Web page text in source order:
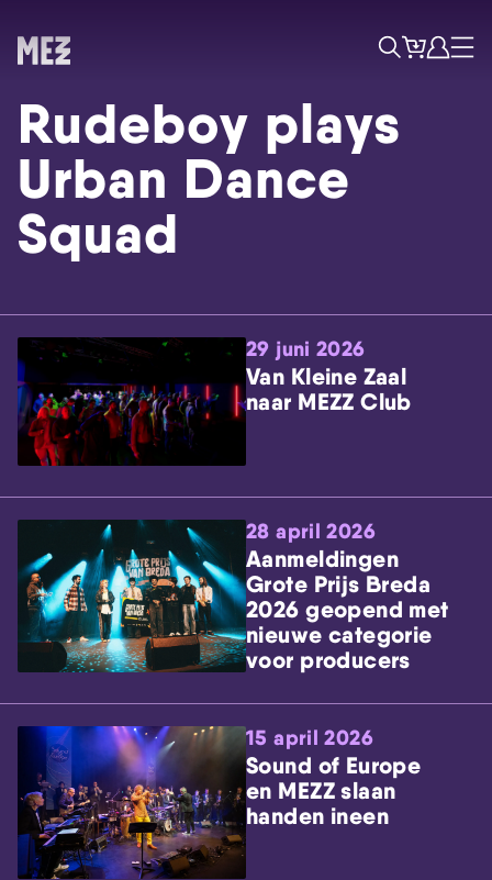
Skip navigatie
ZoekTicketsAccount
Menu
Rudeboy plays
Urban Dance
Squad
29 juni 2026
Van Kleine Zaal
naar MEZZ Club
28 april 2026
Aanmeldingen
Grote Prijs Breda
2026 geopend met
nieuwe categorie
voor producers
15 april 2026
Sound of Europe
en MEZZ slaan
handen ineen